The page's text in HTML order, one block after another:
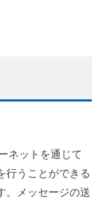
ネットを通じて
行うことができる
。メッセージの送